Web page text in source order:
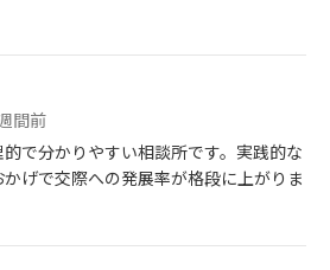
間前
で分かりやすい相談所です。実践的な
げで交際への発展率が格段に上がりま